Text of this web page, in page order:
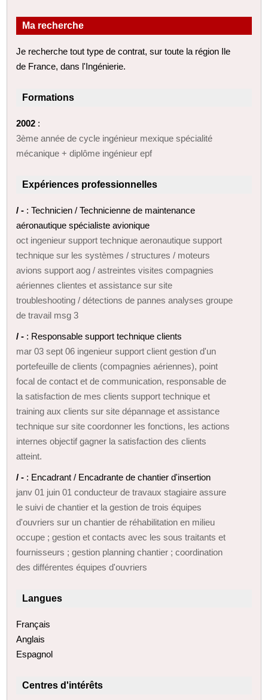
Ma recherche
Je recherche tout type de contrat, sur toute la région Ile
de France, dans l'Ingénierie.
Formations
2002 :
3ème année de cycle ingénieur mexique spécialité
mécanique + diplôme ingénieur epf
Expériences professionnelles
/ - : Technicien / Technicienne de maintenance
aéronautique spécialiste avionique
oct ingenieur support technique aeronautique support
technique sur les systèmes / structures / moteurs
avions support aog / astreintes visites compagnies
aériennes clientes et assistance sur site
troubleshooting / détections de pannes analyses groupe
de travail msg 3
/ - : Responsable support technique clients
mar 03 sept 06 ingenieur support client gestion d'un
portefeuille de clients (compagnies aériennes), point
focal de contact et de communication, responsable de
la satisfaction de mes clients support technique et
training aux clients sur site dépannage et assistance
technique sur site coordonner les fonctions, les actions
internes objectif gagner la satisfaction des clients
atteint.
/ - : Encadrant / Encadrante de chantier d'insertion
janv 01 juin 01 conducteur de travaux stagiaire assure
le suivi de chantier et la gestion de trois équipes
d'ouvriers sur un chantier de réhabilitation en milieu
occupe ; gestion et contacts avec les sous traitants et
fournisseurs ; gestion planning chantier ; coordination
des différentes équipes d'ouvriers
Langues
Français
Anglais
Espagnol
Centres d'intérêts